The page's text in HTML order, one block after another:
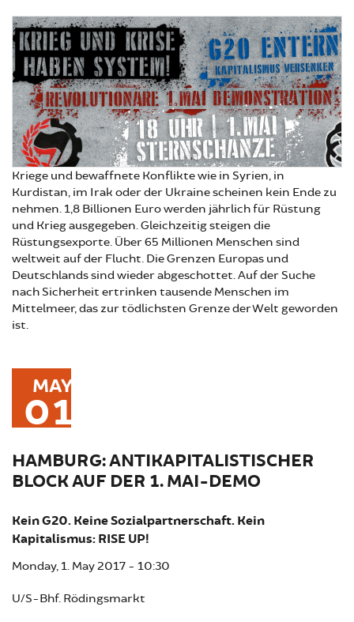
Kriege und bewaffnete Konflikte wie in Syrien, in
Kurdistan, im Irak oder der Ukraine scheinen kein Ende zu
nehmen. 1,8 Billionen Euro werden jährlich für Rüstung
und Krieg ausgegeben. Gleichzeitig steigen die
Rüstungsexporte. Über 65 Millionen Menschen sind
weltweit auf der Flucht. Die Grenzen Europas und
Deutschlands sind wieder abgeschottet. Auf der Suche
nach Sicherheit ertrinken tausende Menschen im
Mittelmeer, das zur tödlichsten Grenze der Welt geworden
ist.
MAY
01
HAMBURG: ANTIKAPITALISTISCHER
BLOCK AUF DER 1. MAI-DEMO
Kein G20. Keine Sozialpartnerschaft. Kein
Kapitalismus: RISE UP!
Monday, 1. May 2017 - 10:30
U/S-Bhf. Rödingsmarkt